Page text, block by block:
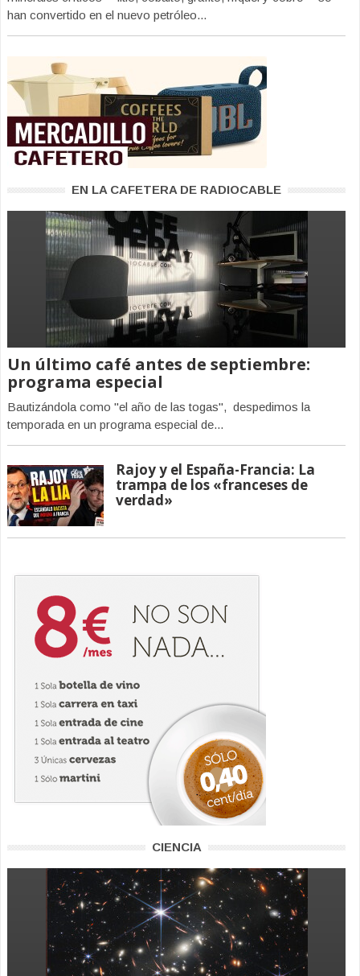
han convertido en el nuevo petróleo...
EN LA CAFETERA DE RADIOCABLE
Un último café antes de septiembre:
programa especial
Bautizándola como "el año de las togas", despedimos la
temporada en un programa especial de...
Rajoy y el España-Francia: La
trampa de los «franceses de
verdad»
CIENCIA